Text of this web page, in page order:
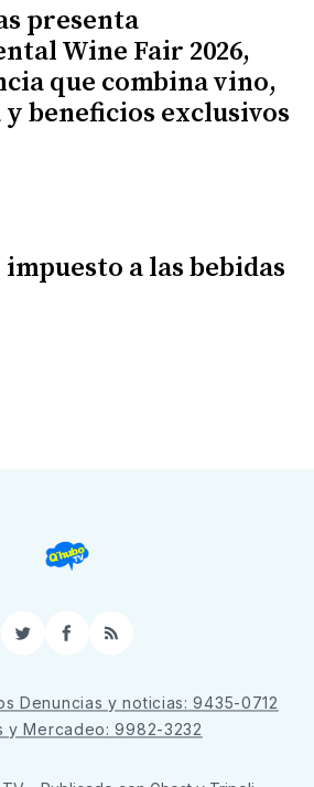
presenta
Wine Fair 2026,
que combina vino,
beneficios exclusivos
a las bebidas
TwitterFacebook
RSS
Denuncias y noticias: 9435-0712
y Mercadeo: 9982-3232